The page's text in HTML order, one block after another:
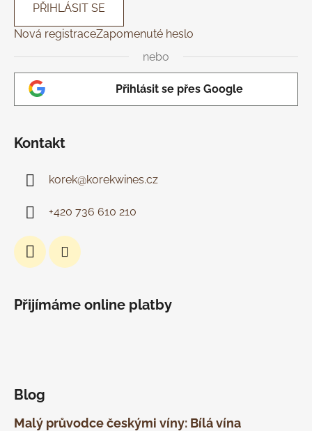
PŘIHLÁSIT SE
Nová registraceZapomenuté heslo
nebo
Přihlásit se přes Google
Kontakt
korek@korekwines.cz
+420 736 610 210
Přijímáme online platby
Blog
Malý průvodce českými víny: Bílá vína